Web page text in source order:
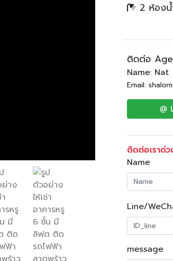
2 ห้อง
ติดต่อ
Name: Nat
Email:
@
ติดต่อเราด่
Name
Line/
message